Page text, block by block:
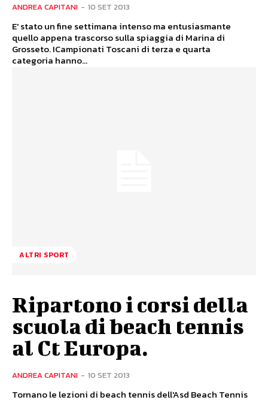
ANDREA CAPITANI - 10 SET 2013
E' stato un fine settimana intenso ma entusiasmante
quello appena trascorso sulla spiaggia di Marina di
Grosseto. ICampionati Toscani di terza e quarta
categoria hanno...
ALTRI SPORT
Ripartono i corsi della
scuola di beach tennis
al Ct Europa.
ANDREA CAPITANI - 10 SET 2013
Tornano le lezioni di beach tennis dell'Asd Beach Tennis